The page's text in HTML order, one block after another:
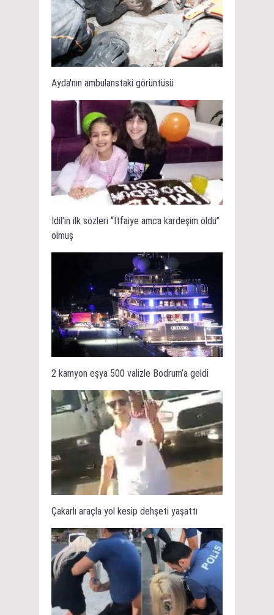
Ayda'nın ambulanstaki görüntüsü
İdil'in ilk sözleri “İtfaiye amca kardeşim öldü”
olmuş
2 kamyon eşya 500 valizle Bodrum’a geldi
Çakarlı araçla yol kesip dehşeti yaşattı